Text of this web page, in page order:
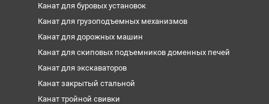
Канат для буровых установок
Канат для грузоподъемных механизмов
Канат для дорожных машин
Канат для скиповых подъемников доменных печей
Канат для экскаваторов
Канат закрытый стальной
Канат тройной свивки